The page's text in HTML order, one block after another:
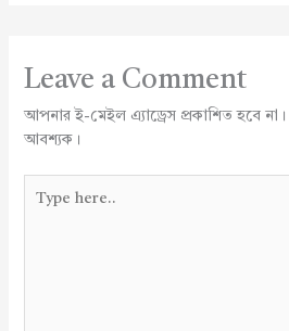
Leave a Comment
আপনার ই-মেইল এ্যাড্রেস প্রকাশিত হবে না।
আবশ্যক।
here..